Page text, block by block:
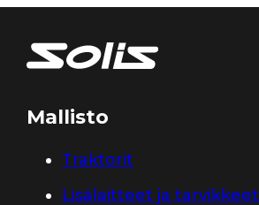
Mallisto
Traktorit
Lisälaitteet ja tarvikkeet